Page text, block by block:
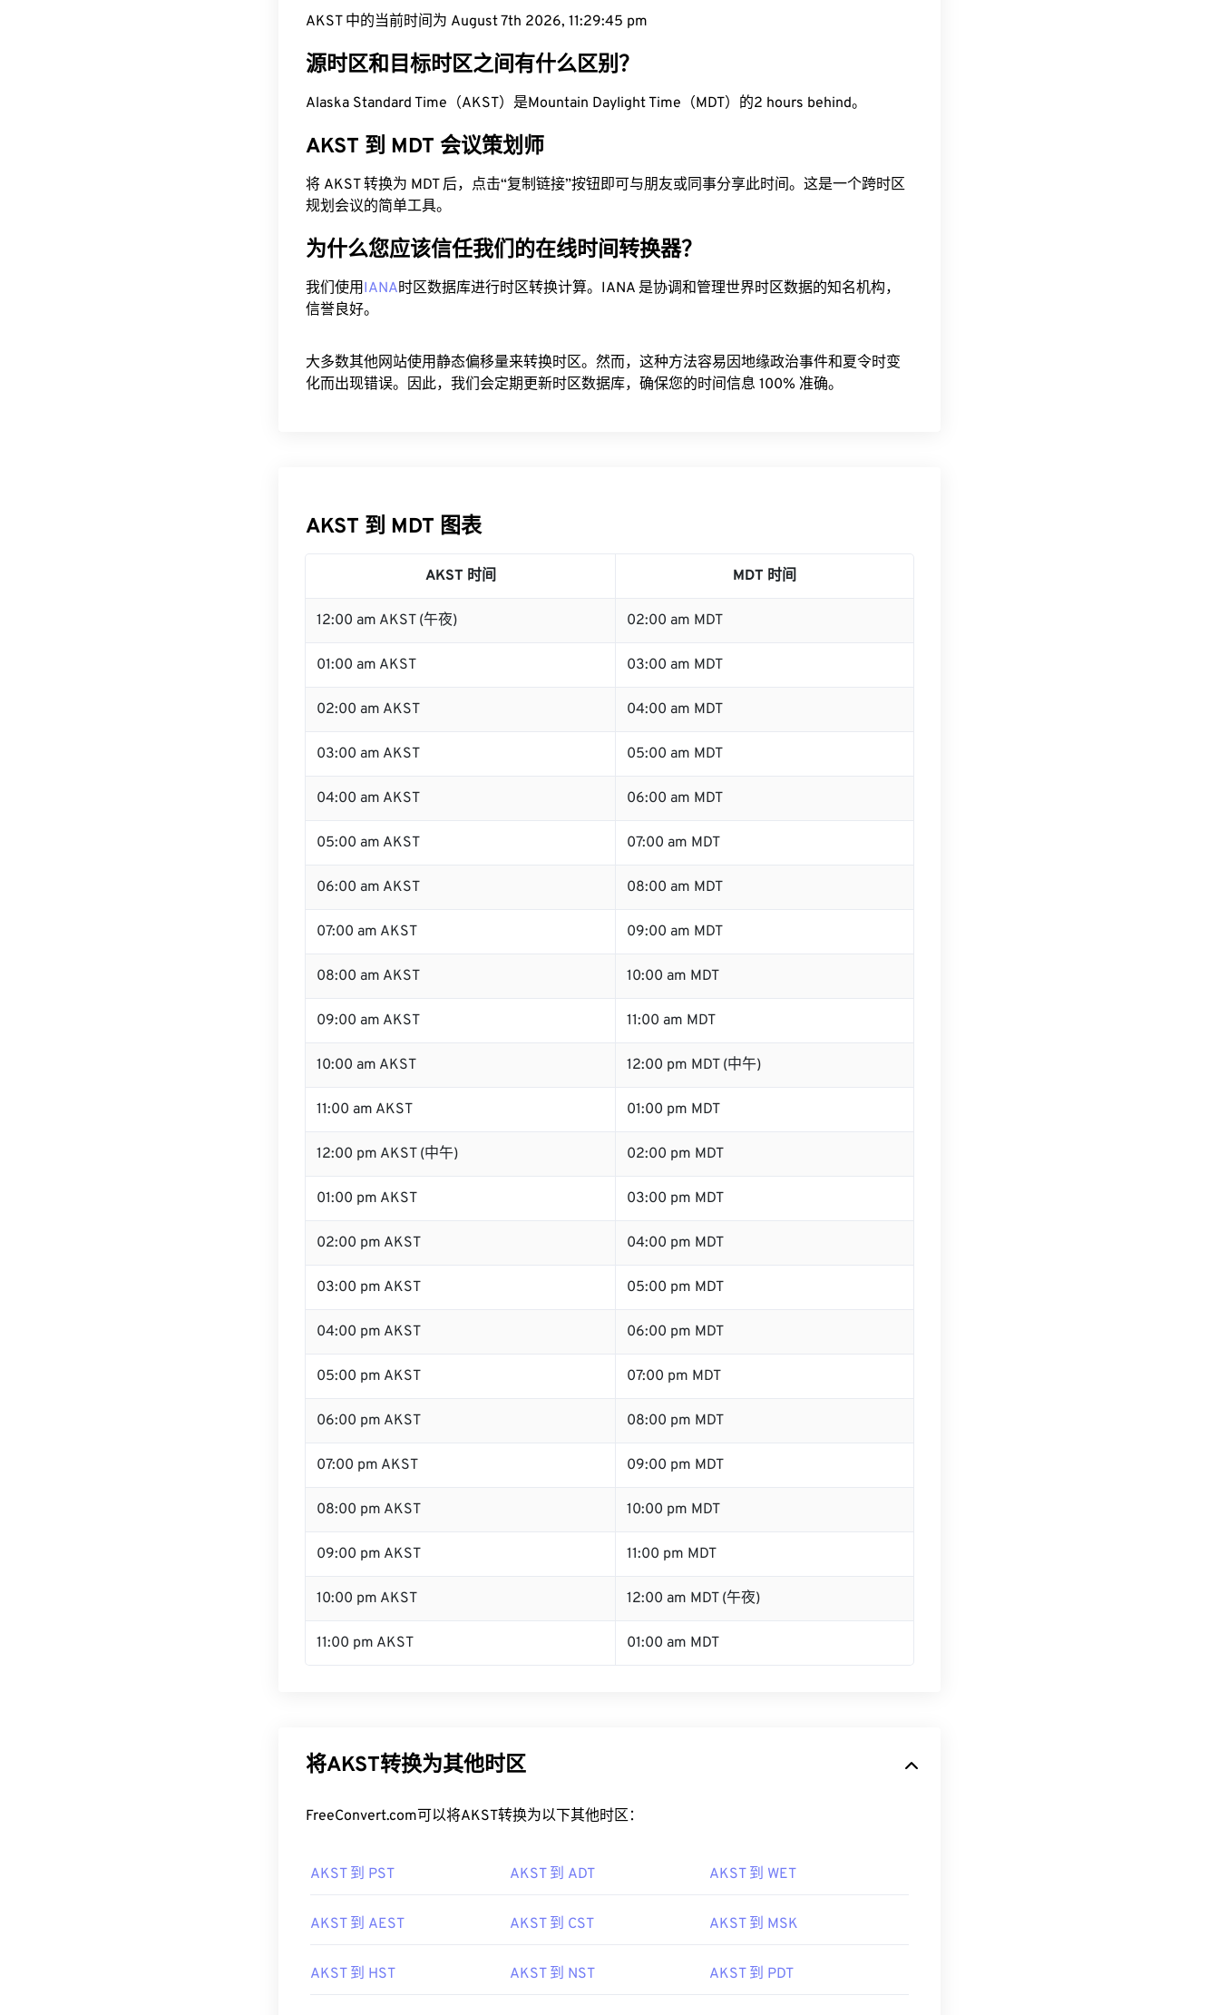
AKST 中的当前时间为 August 7th 2026, 11:29:46 pm
源时区和目标时区之间有什么区别？
Alaska Standard Time（AKST）是Mountain Daylight Time（MDT）的2 hours behind。
AKST 到 MDT 会议策划师
将 AKST 转换为 MDT 后，点击“复制链接”按钮即可与朋友或同事分享此时间。这是一个跨时区
规划会议的简单工具。
为什么您应该信任我们的在线时间转换器？
我们使用IANA时区数据库进行时区转换计算。IANA 是协调和管理世界时区数据的知名机构，
信誉良好。
大多数其他网站使用静态偏移量来转换时区。然而，这种方法容易因地缘政治事件和夏令时变
化而出现错误。因此，我们会定期更新时区数据库，确保您的时间信息 100% 准确。
AKST 到 MDT 图表
AKST 时间 MDT 时间
12:00 am AKST (午夜) 02:00 am MDT
01:00 am AKST 03:00 am MDT
02:00 am AKST 04:00 am MDT
03:00 am AKST 05:00 am MDT
04:00 am AKST 06:00 am MDT
05:00 am AKST 07:00 am MDT
06:00 am AKST 08:00 am MDT
07:00 am AKST 09:00 am MDT
08:00 am AKST 10:00 am MDT
09:00 am AKST 11:00 am MDT
10:00 am AKST 12:00 pm MDT (中午)
11:00 am AKST 01:00 pm MDT
12:00 pm AKST (中午) 02:00 pm MDT
01:00 pm AKST 03:00 pm MDT
02:00 pm AKST 04:00 pm MDT
03:00 pm AKST 05:00 pm MDT
04:00 pm AKST 06:00 pm MDT
05:00 pm AKST 07:00 pm MDT
06:00 pm AKST 08:00 pm MDT
07:00 pm AKST 09:00 pm MDT
08:00 pm AKST 10:00 pm MDT
09:00 pm AKST 11:00 pm MDT
10:00 pm AKST 12:00 am MDT (午夜)
11:00 pm AKST 01:00 am MDT
将AKST转换为其他时区
FreeConvert.com可以将AKST转换为以下其他时区：
AKST 到 PST AKST 到 ADT AKST 到 WET
AKST 到 AEST AKST 到 CST AKST 到 MSK
AKST 到 HST AKST 到 NST AKST 到 PDT